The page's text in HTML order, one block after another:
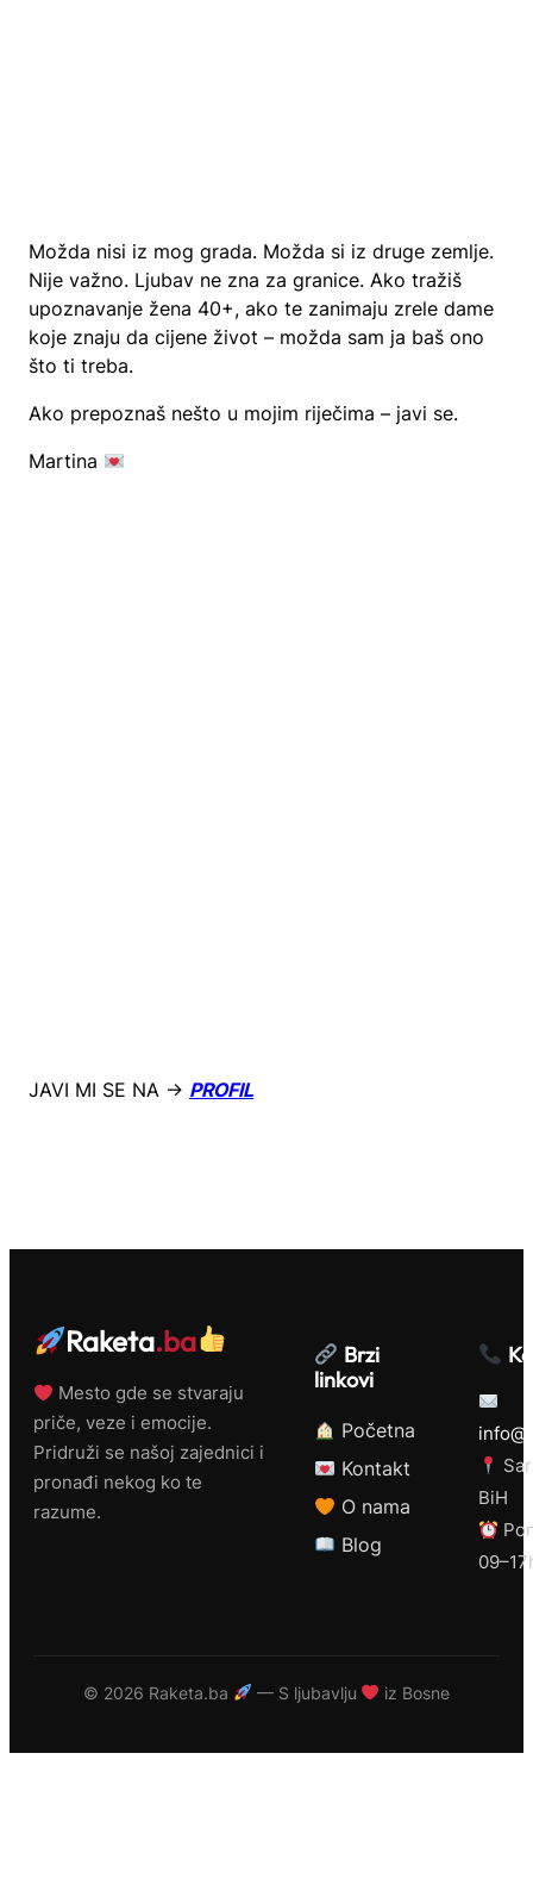
Možda nisi iz mog grada. Možda si iz druge zemlje.
Nije važno. Ljubav ne zna za granice. Ako tražiš
upoznavanje žena 40+, ako te zanimaju zrele dame
koje znaju da cijene život – možda sam ja baš ono
što ti treba.
Ako prepoznaš nešto u mojim riječima – javi se.
Martina
JAVI MI SE NA → PROFIL
Raketa.ba
Mesto gde se stvaraju
priče, veze i emocije.
Pridruži se našoj zajednici i
pronađi nekog ko te
razume.
Brzi
linkovi
Početna
Kontakt
O nama
Blog
BiH
© 2026 Raketa.ba — S ljubavlju iz Bosne